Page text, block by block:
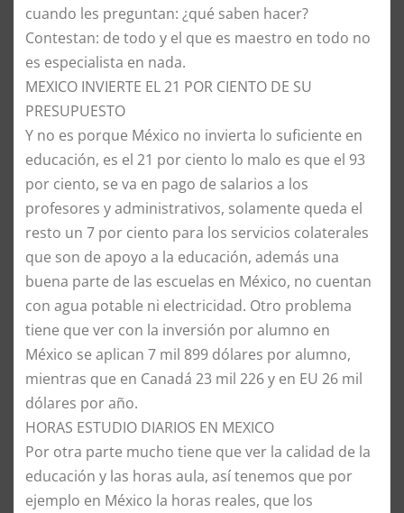
cuando les preguntan: ¿qué saben hacer?
Contestan: de todo y el que es maestro en todo no
es especialista en nada.
MEXICO INVIERTE EL 21 POR CIENTO DE SU
PRESUPUESTO
Y no es porque México no invierta lo suficiente en
educación, es el 21 por ciento lo malo es que el 93
por ciento, se va en pago de salarios a los
profesores y administrativos, solamente queda el
resto un 7 por ciento para los servicios colaterales
que son de apoyo a la educación, además una
buena parte de las escuelas en México, no cuentan
con agua potable ni electricidad. Otro problema
tiene que ver con la inversión por alumno en
México se aplican 7 mil 899 dólares por alumno,
mientras que en Canadá 23 mil 226 y en EU 26 mil
dólares por año.
HORAS ESTUDIO DIARIOS EN MEXICO
Por otra parte mucho tiene que ver la calidad de la
educación y las horas aula, así tenemos que por
ejemplo en México la horas reales, que los